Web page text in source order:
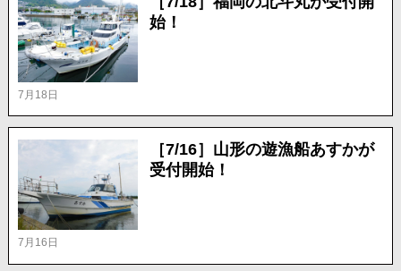
7月18日
始！
7月16日
［7/16］山形の遊漁船あすかが
受付開始！